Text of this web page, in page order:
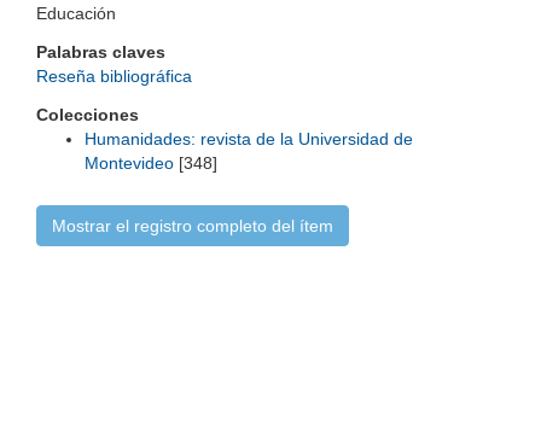
Educación
Palabras claves
Reseña bibliográfica
Colecciones
Humanidades: revista de la Universidad de
Montevideo [348]
Mostrar el registro completo del ítem